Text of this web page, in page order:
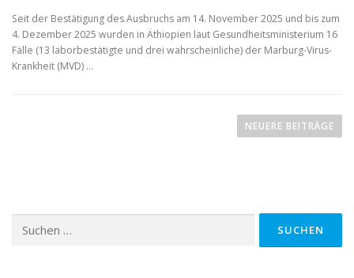
Seit der Bestätigung des Ausbruchs am 14. November 2025 und bis zum
4. Dezember 2025 wurden in Äthiopien laut Gesundheitsministerium 16
Fälle (13 laborbestätigte und drei wahrscheinliche) der Marburg-Virus-
Krankheit (MVD) …
NEUERE BEITRÄGE
nach: